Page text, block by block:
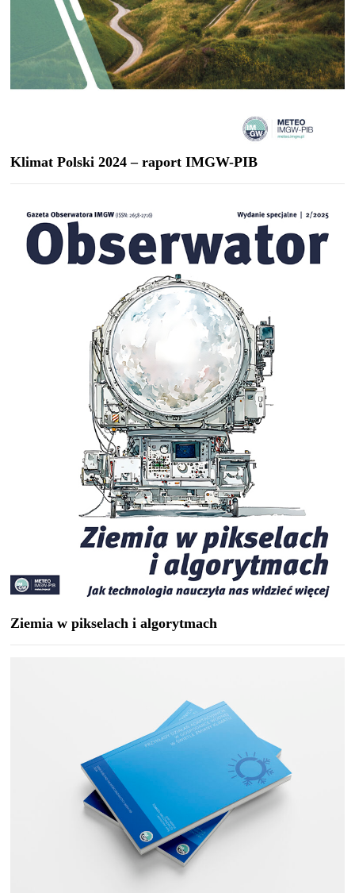
Klimat Polski 2024 – raport IMGW-PIB
Ziemia w pikselach i algorytmach